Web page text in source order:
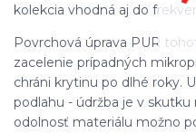
kolekcia vhodná aj do
Povrchová úprava PUR
zacelenie prípadných
chráni krytinu po dlhé roky.
podlahu - údržba je v skutku
odolnosť materiálu možno